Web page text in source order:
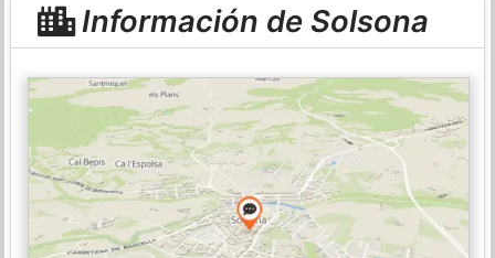
Información de Solsona